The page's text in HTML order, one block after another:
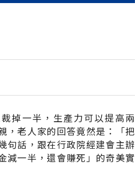
掉一半，生產力可以提高兩
，老人家的回答竟然是：「把
句話，跟在行政院經建會主辦
減一半，還會賺死」的奇美實